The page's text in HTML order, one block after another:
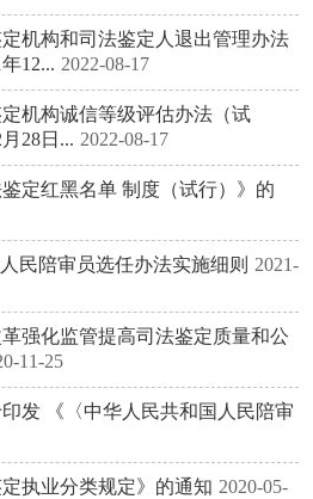
机构和司法鉴定人退出管理办法
12... 2022-08-17
机构诚信等级评估办法（试
28日... 2022-08-17
定红黑名单 制度（试行）》的
民陪审员选任办法实施细则 2021-
强化监管提高司法鉴定质量和公
11-25
发 《〈中华人民共和国人民陪审
执业分类规定》的通知 2020-05-